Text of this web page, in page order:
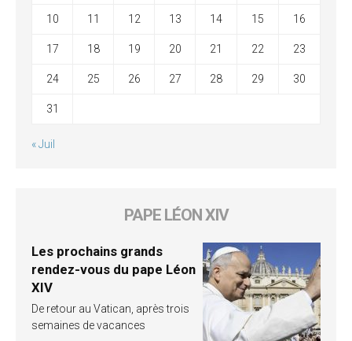
10 11 12 13 14 15 16
17 18 19 20 21 22 23
24 25 26 27 28 29 30
31
« Juil
PAPE LÉON XIV
Les prochains grands
rendez-vous du pape Léon
XIV
De retour au Vatican, après trois
semaines de vacances